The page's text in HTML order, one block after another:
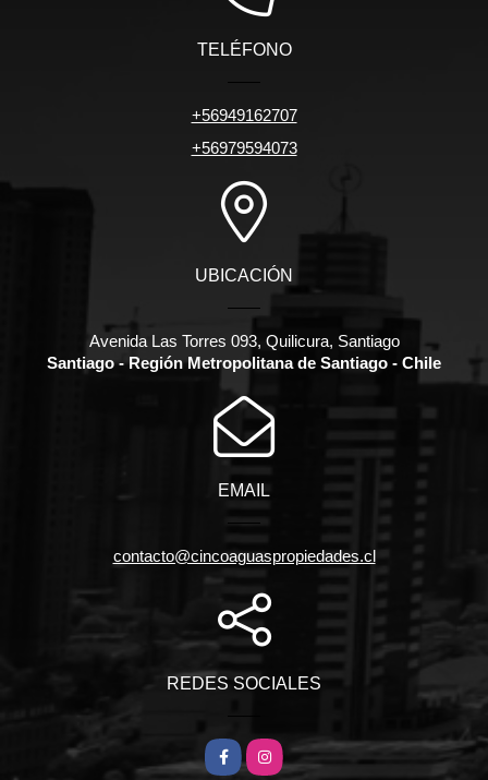
TELÉFONO
+56949162707
+56979594073
UBICACIÓN
Avenida Las Torres 093, Quilicura, Santiago
Santiago - Región Metropolitana de Santiago - Chile
EMAIL
contacto@cincoaguaspropiedades.cl
REDES SOCIALES
FacebookInstagram